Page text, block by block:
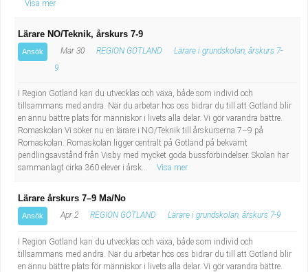
Visa mer
Lärare NO/Teknik, årskurs 7-9
Ansök Mar 30 REGION GOTLAND
Lärare i grundskolan, årskurs 7-
9
I Region Gotland kan du utvecklas och växa, både som individ och
tillsammans med andra. När du arbetar hos oss bidrar du till att Gotland blir
en ännu bättre plats för människor i livets alla delar. Vi gör varandra bättre.
Romaskolan Vi söker nu en lärare i NO/Teknik till årskurserna 7–9 på
Romaskolan. Romaskolan ligger centralt på Gotland på bekvämt
pendlingsavstånd från Visby med mycket goda bussförbindelser. Skolan har
sammanlagt cirka 360 elever i årsk...
Visa mer
Lärare årskurs 7–9 Ma/No
Ansök Apr 2 REGION GOTLAND Lärare i grundskolan, årskurs 7-9
I Region Gotland kan du utvecklas och växa, både som individ och
tillsammans med andra. När du arbetar hos oss bidrar du till att Gotland blir
en ännu bättre plats för människor i livets alla delar. Vi gör varandra bättre.